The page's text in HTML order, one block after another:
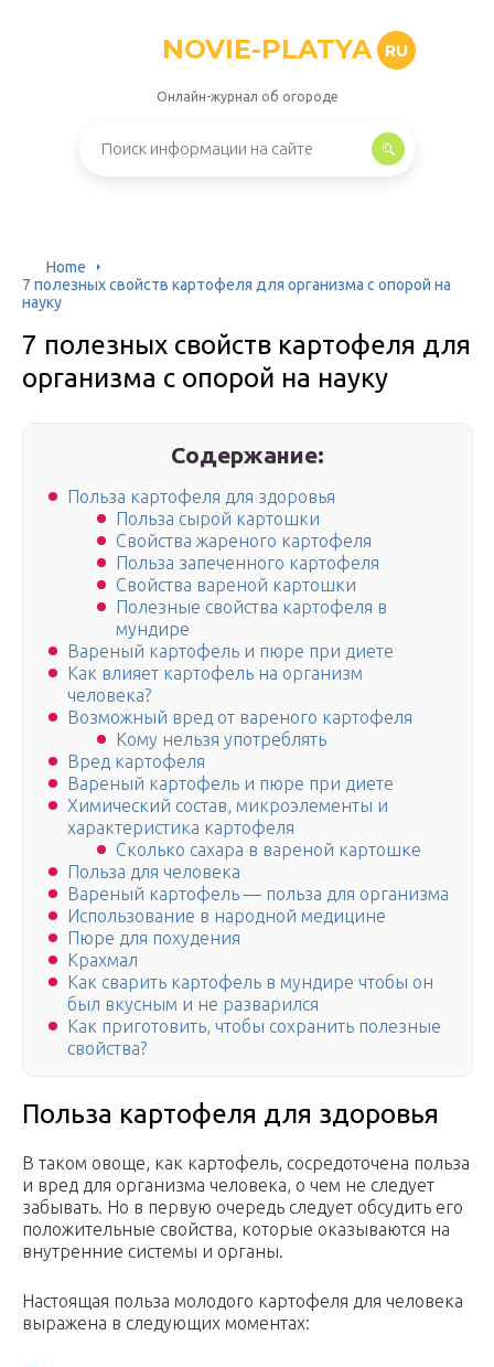
NOVIE-PLATYA RU
Онлайн-журнал об огороде
Home
7 полезных свойств картофеля для организма с опорой на
науку
7 полезных свойств картофеля для
организма с опорой на науку
Содержание:
Польза картофеля для здоровья
Польза сырой картошки
Свойства жареного картофеля
Польза запеченного картофеля
Свойства вареной картошки
Полезные свойства картофеля в
мундире
Вареный картофель и пюре при диете
Как влияет картофель на организм
человека?
Возможный вред от вареного картофеля
Кому нельзя употреблять
Вред картофеля
Вареный картофель и пюре при диете
Химический состав, микроэлементы и
характеристика картофеля
Сколько сахара в вареной картошке
Польза для человека
Вареный картофель — польза для организма
Использование в народной медицине
Пюре для похудения
Крахмал
Как сварить картофель в мундире чтобы он
был вкусным и не разварился
Как приготовить, чтобы сохранить полезные
свойства?
Польза картофеля для здоровья
В таком овоще, как картофель, сосредоточена польза
и вред для организма человека, о чем не следует
забывать. Но в первую очередь следует обсудить его
положительные свойства, которые оказываются на
внутренние системы и органы.
Настоящая польза молодого картофеля для человека
выражена в следующих моментах: